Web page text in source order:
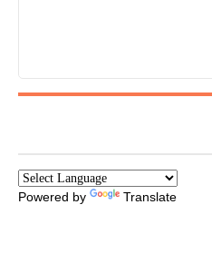
Powered by Translate